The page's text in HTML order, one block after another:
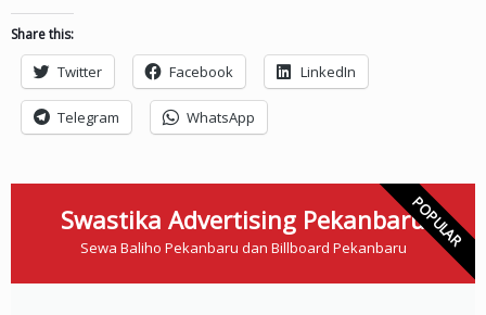
Share this:
Twitter Facebook LinkedIn
Telegram WhatsApp
Swastika Advertising Pekanbaru
Sewa Baliho Pekanbaru dan Billboard PekanbaruPOPULAR